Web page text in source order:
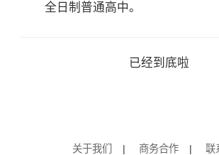
全日制普通高中。
已经到底啦
关于我们 | 商务合作 | 联